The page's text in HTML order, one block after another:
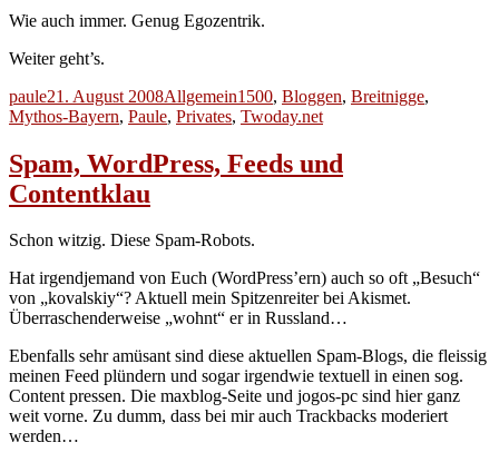
Wie auch immer. Genug Egozentrik.
Weiter geht’s.
Autor
pauleVeröffentlicht
am
21. August 2008Kategorien
AllgemeinSchlagwörter
1500, Bloggen, Breitnigge,
Mythos-Bayern, Paule, Privates, Twoday.net
Spam, WordPress, Feeds und
Contentklau
Schon witzig. Diese Spam-Robots.
Hat irgendjemand von Euch (WordPress’ern) auch so oft „Besuch“
von „kovalskiy“? Aktuell mein Spitzenreiter bei Akismet.
Überraschenderweise „wohnt“ er in Russland…
Ebenfalls sehr amüsant sind diese aktuellen Spam-Blogs, die fleissig
meinen Feed plündern und sogar irgendwie textuell in einen sog.
Content pressen. Die maxblog-Seite und jogos-pc sind hier ganz
weit vorne. Zu dumm, dass bei mir auch Trackbacks moderiert
werden…